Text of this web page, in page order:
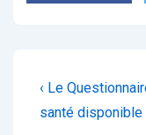
de
Previous
Post
‹ Le
santé disponible